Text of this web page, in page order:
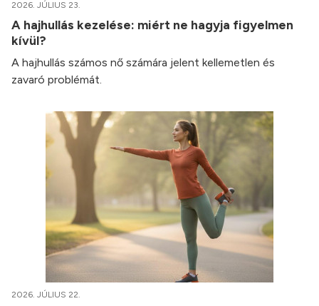
2026. JÚLIUS 23.
A hajhullás kezelése: miért ne hagyja figyelmen
kívül?
A hajhullás számos nő számára jelent kellemetlen és
zavaró problémát.
2026. JÚLIUS 22.